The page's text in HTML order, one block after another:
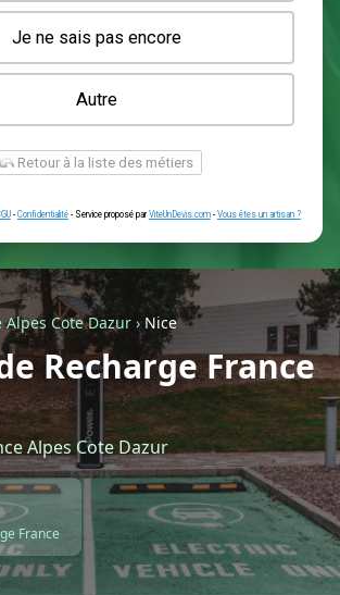
wallbox en monophasé (7kW)
Une prise renforcée (type greenup)
Une simple prise
Je ne sais pas encore
Autre
Retour à la liste des métiers
CGU-Confidentialité- Service proposé parViteUnDevis.com-Vous
Alpes Cote Dazur ›Nice
Recharge France
Alpes Cote Dazur
France